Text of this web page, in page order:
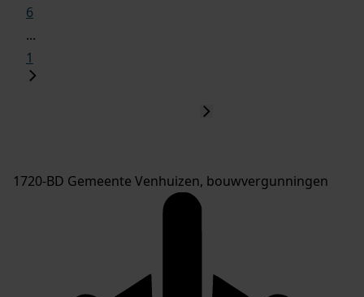
6
...
1
1720-BD Gemeente Venhuizen, bouwvergunningen